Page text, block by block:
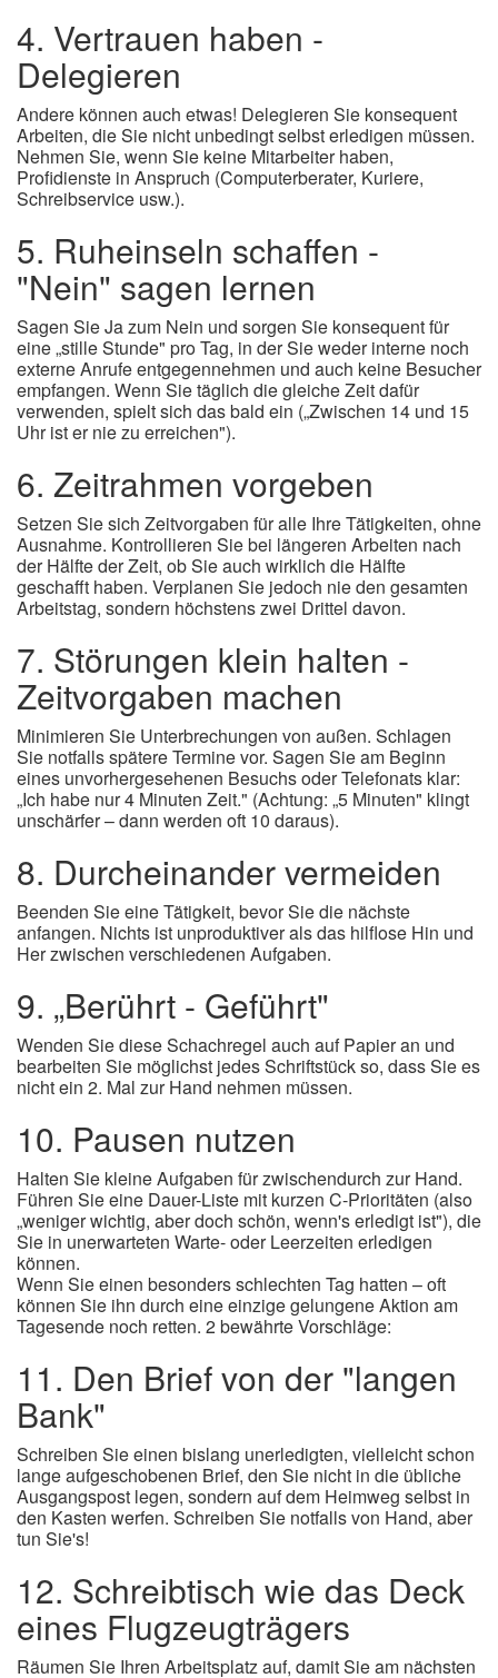
4. Vertrauen haben -
Delegieren
Andere können auch etwas! Delegieren Sie konsequent
Arbeiten, die Sie nicht unbedingt selbst erledigen müssen.
Nehmen Sie, wenn Sie keine Mitarbeiter haben,
Profidienste in Anspruch (Computerberater, Kuriere,
Schreibservice usw.).
5. Ruheinseln schaffen -
"Nein" sagen lernen
Sagen Sie Ja zum Nein und sorgen Sie konsequent für
eine „stille Stunde" pro Tag, in der Sie weder interne noch
externe Anrufe entgegennehmen und auch keine Besucher
empfangen. Wenn Sie täglich die gleiche Zeit dafür
verwenden, spielt sich das bald ein („Zwischen 14 und 15
Uhr ist er nie zu erreichen").
6. Zeitrahmen vorgeben
Setzen Sie sich Zeitvorgaben für alle Ihre Tätigkeiten, ohne
Ausnahme. Kontrollieren Sie bei längeren Arbeiten nach
der Hälfte der Zeit, ob Sie auch wirklich die Hälfte
geschafft haben. Verplanen Sie jedoch nie den gesamten
Arbeitstag, sondern höchstens zwei Drittel davon.
7. Störungen klein halten -
Zeitvorgaben machen
Minimieren Sie Unterbrechungen von außen. Schlagen
Sie notfalls spätere Termine vor. Sagen Sie am Beginn
eines unvorhergesehenen Besuchs oder Telefonats klar:
„Ich habe nur 4 Minuten Zeit." (Achtung: „5 Minuten" klingt
unschärfer – dann werden oft 10 daraus).
8. Durcheinander vermeiden
Beenden Sie eine Tätigkeit, bevor Sie die nächste
anfangen. Nichts ist unproduktiver als das hilflose Hin und
Her zwischen verschiedenen Aufgaben.
9. „Berührt - Geführt"
Wenden Sie diese Schachregel auch auf Papier an und
bearbeiten Sie möglichst jedes Schriftstück so, dass Sie es
nicht ein 2. Mal zur Hand nehmen müssen.
10. Pausen nutzen
Halten Sie kleine Aufgaben für zwischendurch zur Hand.
Führen Sie eine Dauer-Liste mit kurzen C-Prioritäten (also
„weniger wichtig, aber doch schön, wenn's erledigt ist"), die
Sie in unerwarteten Warte- oder Leerzeiten erledigen
können.
Wenn Sie einen besonders schlechten Tag hatten – oft
können Sie ihn durch eine einzige gelungene Aktion am
Tagesende noch retten. 2 bewährte Vorschläge:
11. Den Brief von der "langen
Bank"
Schreiben Sie einen bislang unerledigten, vielleicht schon
lange aufgeschobenen Brief, den Sie nicht in die übliche
Ausgangspost legen, sondern auf dem Heimweg selbst in
den Kasten werfen. Schreiben Sie notfalls von Hand, aber
tun Sie's!
12. Schreibtisch wie das Deck
eines Flugzeugträgers
Räumen Sie Ihren Arbeitsplatz auf, damit Sie am nächsten